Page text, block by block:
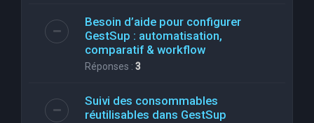
Besoin d’aide pour configurer
GestSup : automatisation,
comparatif & workflow
Réponses : 3
Suivi des consommables
réutilisables dans GestSup